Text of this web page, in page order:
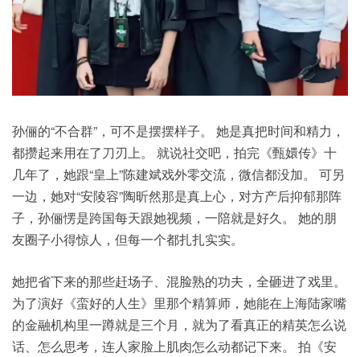
孙俪的“不合群”，可不是摆摆样子。 她是真把时间和精力，
都攒起来用在了刀刃上。 就说社交吧，拍完《甄嬛传》十
几年了，她跟“皇上”陈建斌戏外零交流，微信都没加。 可另
一边，她对“安陵容”陶昕然那是真上心，对方产后抑郁那阵
子，孙俪愣是跨国每天跟她视频，一陪就是好久。 她的朋
友圈子小得惊人，但每一个都扎扎实实。
她把省下来的那些赶场子、混脸熟的功夫，全砸进了戏里。
为了演好《蛮好的人生》里那个精算师，她能在上海陆家嘴
的金融机构里一蹲就是三个月，就为了看真正的精英怎么说
话、怎么思考，连人家脸上肌肉怎么动都记下来。 拍《安